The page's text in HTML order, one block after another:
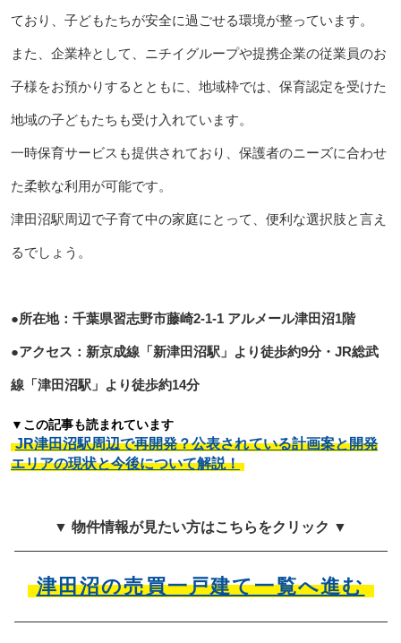
ており、子どもたちが安全に過ごせる環境が整っています。
また、企業枠として、ニチイグループや提携企業の従業員のお
子様をお預かりするとともに、地域枠では、保育認定を受けた
地域の子どもたちも受け入れています。
一時保育サービスも提供されており、保護者のニーズに合わせ
た柔軟な利用が可能です。
津田沼駅周辺で子育て中の家庭にとって、便利な選択肢と言え
るでしょう。
●所在地：千葉県習志野市藤崎2-1-1 アルメール津田沼1階
●アクセス：新京成線「新津田沼駅」より徒歩約9分・JR総武
線「津田沼駅」より徒歩約14分
▼この記事も読まれています
JR津田沼駅周辺で再開発？公表されている計画案と開発
エリアの現状と今後について解説！
▼ 物件情報が見たい方はこちらをクリック ▼
津田沼の売買一戸建て一覧へ進む